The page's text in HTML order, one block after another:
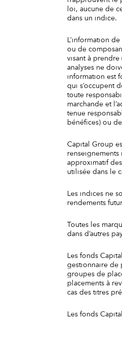
loi, aucune de
dans un indice.
L’information
ou de
visant à
analyses ne
information est
qui s’occupent
toute
marchande et
tenue
bénéfices) ou
Capital Group
approximatif
utilisée dans le
Les indices ne
rendements
Toutes les
dans d’autres
Les fonds
gestionnaire de
groupes de
placements à
cas des titres
Les fonds